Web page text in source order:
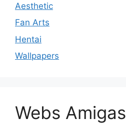
Aesthetic
Fan Arts
Hentai
Wallpapers
Webs Amigas